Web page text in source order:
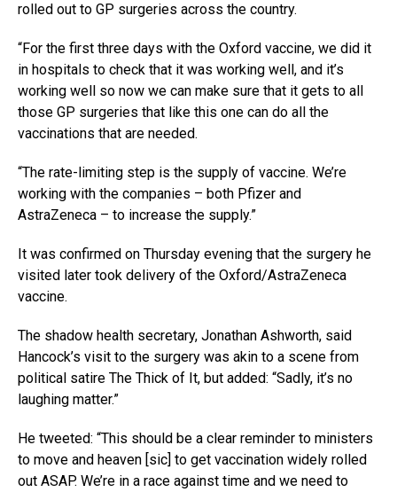
rolled out to GP surgeries across the country.
“For the first three days with the Oxford vaccine, we did it
in hospitals to check that it was working well, and it’s
working well so now we can make sure that it gets to all
those GP surgeries that like this one can do all the
vaccinations that are needed.
“The rate-limiting step is the supply of vaccine. We’re
working with the companies – both Pfizer and
AstraZeneca – to increase the supply.”
It was confirmed on Thursday evening that the surgery he
visited later took delivery of the Oxford/AstraZeneca
vaccine.
The shadow health secretary, Jonathan Ashworth, said
Hancock’s visit to the surgery was akin to a scene from
political satire The Thick of It, but added: “Sadly, it’s no
laughing matter.”
He tweeted: “This should be a clear reminder to ministers
to move and heaven [sic] to get vaccination widely rolled
out ASAP. We’re in a race against time and we need to